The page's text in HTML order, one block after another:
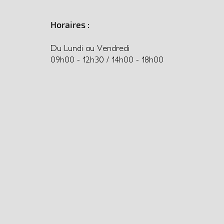
Horaires :
Du Lundi au Vendredi
09h00 - 12h30 / 14h00 - 18h00